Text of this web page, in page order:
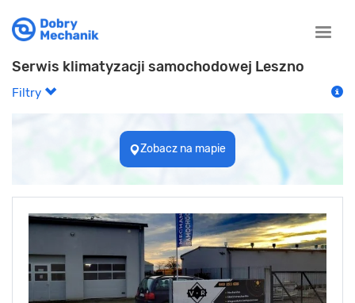
Toggle
Serwis klimatyzacji samochodowej Leszno
Filtry
Zobacz na mapie